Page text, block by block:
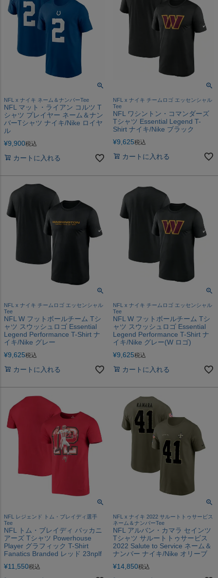
NFL x ナイキ ネーム＆ナンバーTee
NFL マット・ライアン コルツ T
シャツ プレイヤー ネーム＆ナン
バーTシャツ ナイキ/Nike ロイヤ
ル
¥9,900税込
カートに入れる
NFL x ナイキ チームロゴ エッセンシャル
Tee
NFL ワシントン・コマンダーズ
Tシャツ Essential Legend T-
Shirt ナイキ/Nike ブラック
¥9,625税込
カートに入れる
NFL x ナイキ チームロゴ エッセンシャル
Tee
NFL W フットボールチーム Tシ
ャツ スウッシュロゴ Essential
Legend Performance T-Shirt ナ
イキ/Nike グレー
¥9,625税込
カートに入れる
NFL x ナイキ チームロゴ エッセンシャル
Tee
NFL W フットボールチーム Tシ
ャツ スウッシュロゴ Essential
Legend Performance T-Shirt ナ
イキ/Nike グレー(W ロゴ)
¥9,625税込
カートに入れる
NFL レジェンド トム・ブレイディ選手
Tee
NFL トム・ブレイディ バッカニ
アーズ Tシャツ Powerhouse
Player グラフィック T-Shirt
Fanatics Branded レッド 23nplf
¥11,550税込
NFL x ナイキ 2022 サルートトゥサービス
ネーム＆ナンバーTee
NFL アルバン・カマラ セインツ
Tシャツ サルートトゥサービス
2022 Salute to Service ネーム＆
ナンバー ナイキ/Nike オリーブ
¥14,850税込